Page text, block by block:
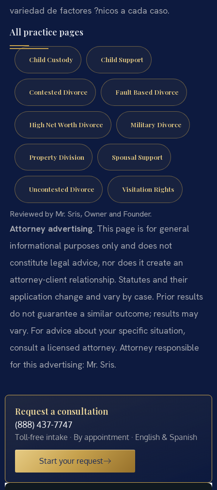
variedad de factores ?nicos a cada caso.
All practice pages
Child Custody Child Support
Contested Divorce Fault Based Divorce
High Net Worth Divorce Military Divorce
Property Division Spousal Support
Uncontested Divorce Visitation Rights
Reviewed by Mr. Sris, Owner and Founder.
Attorney advertising. This page is for general
informational purposes only and does not
constitute legal advice, nor does it create an
attorney-client relationship. Statutes and their
application change and vary by case. Prior results
do not guarantee a similar outcome; results may
vary. For advice about your specific situation,
consult a licensed attorney. Attorney responsible
for this advertising: Mr. Sris.
Request a consultation
(888) 437-7747
Toll-free intake · By appointment · English & Spanish
Start your request